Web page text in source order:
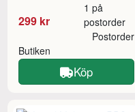
299 kr
1 på
postorder
Butiken
Postorder
Köp